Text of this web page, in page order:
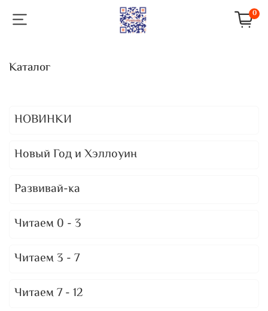
0
Каталог
НОВИНКИ
Новый Год и Хэллоуин
Развивай-ка
Читаем 0 - 3
Читаем 3 - 7
Читаем 7 - 12